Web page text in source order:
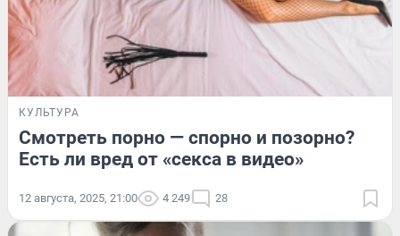
КУЛЬТУРА
Смотреть порно — спорно и позорно?
Есть ли вред от «секса в видео»
12 августа, 2025, 21:00 4 249 28